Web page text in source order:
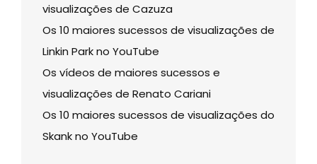
visualizações de Cazuza
Os 10 maiores sucessos de visualizações de
Linkin Park no YouTube
Os vídeos de maiores sucessos e
visualizações de Renato Cariani
Os 10 maiores sucessos de visualizações do
Skank no YouTube